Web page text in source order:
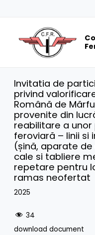
Invitatia de
privind
Română de
provenite din
reabilitare a
feroviară – linii
(șină, aparate
cale si tabliere
repetare pentru
ramas neofertat
2025
34
download document